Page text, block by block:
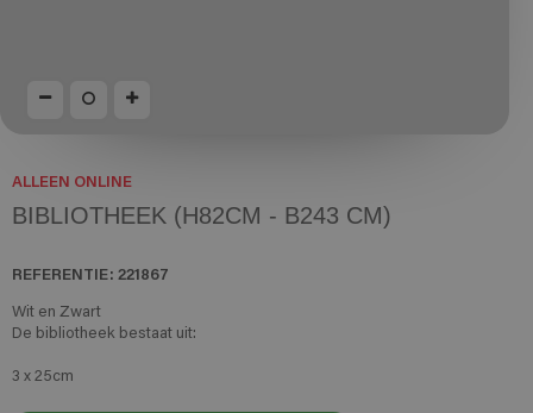
ALLEEN ONLINE
BIBLIOTHEEK (H82CM - B243 CM)
REFERENTIE: 221867
Wit en Zwart
De bibliotheek bestaat uit:
3 x 25cm